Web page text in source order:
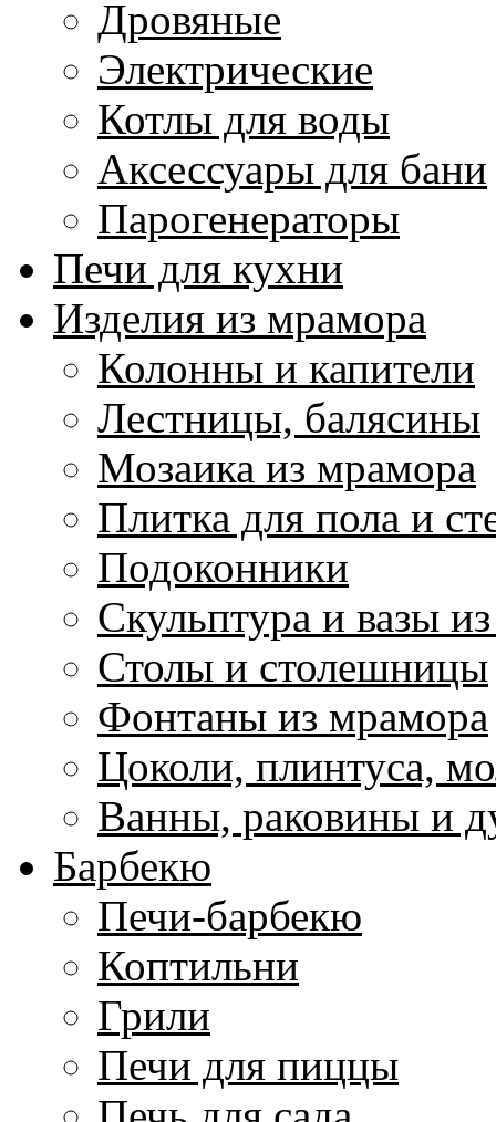
Дровяные
Электрические
Котлы для воды
Аксессуары для бани
Парогенераторы
Печи для кухни
Изделия из мрамора
Колонны и капители
Лестницы, балясины
Мозаика из мрамора
Плитка для пола и
Подоконники
Скульптура и вазы
Столы и столешницы
Фонтаны из мрамора
Цоколи, плинтуса,
Ванны, раковины и
Барбекю
Печи-барбекю
Коптильни
Грили
Печи для пиццы